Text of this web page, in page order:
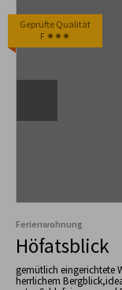
Geprüfte Qualität
F ✷✷✷
Ferienwohnung
Höfatsblick
gemütlich eingerichtete
herrlichem